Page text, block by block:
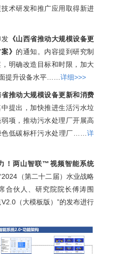
术研发和推广应用取得新进
发 《山西省推动大规模设备更
》 的通知。内容提到研究制
明确改造目标和时限，加大
提升设备水平…… 详细>>>
省推动大规模设备更新和消费
中提出，加快推进生活污水垃
项，推动污水处理厂开展高
低碳标杆污水处理厂…… 详
！两山智联™视频智能系统
（第二十二届）水业战略
合伙人、研究院院长傅涛围
（大模板版）”的发布进行